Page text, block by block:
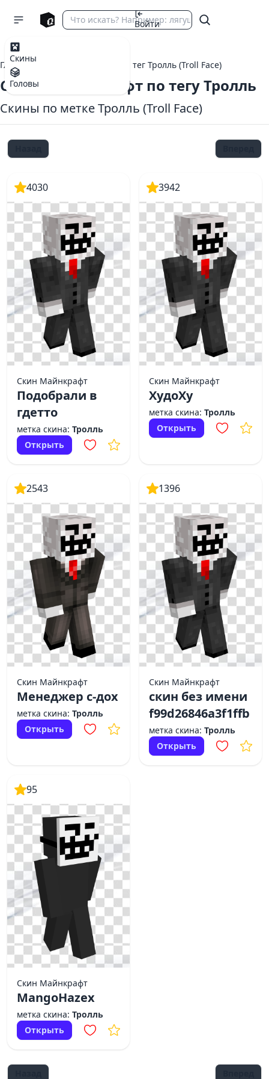
Скины
Головы
Войти
Главная тег Тролль (Troll Face)
Скины Майнкрафт по тегу Тролль
Скины по метке Тролль (Troll Face)
4030
Скин Майнкрафт
Подобрали в
гдетто
метка скина: Тролль
Открыть
3942
Скин Майнкрафт
ХудоХу
метка скина: Тролль
Открыть
2543
Скин Майнкрафт
Менеджер с-дох
метка скина: Тролль
Открыть
1396
Скин Майнкрафт
скин без имени
f99d26846a3f1ffb
метка скина: Тролль
Открыть
95
Скин Майнкрафт
MangoHazex
метка скина: Тролль
Открыть